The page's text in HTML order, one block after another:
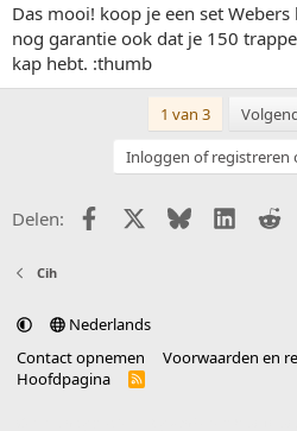
Das mooi! koop je een set
nog garantie ook dat je 150
kap hebt. :thumb
1 van 3
Inloggen of registreren
Delen: FacebookX (Twitter)
Bluesky
Cih
Nederlands
Contact opnemen
Voorwaarden en
Hoofdpagina
R